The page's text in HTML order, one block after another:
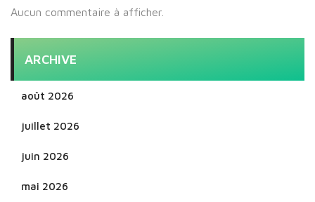
Aucun commentaire à afficher.
ARCHIVE
août 2026
juillet 2026
juin 2026
mai 2026